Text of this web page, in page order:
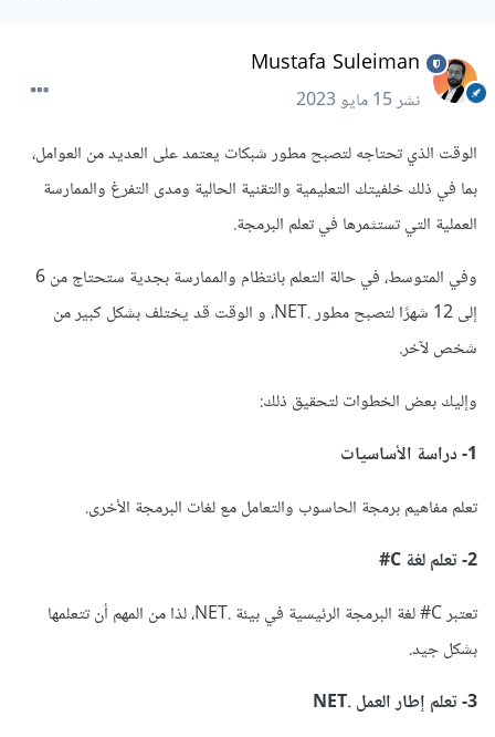
Mustafa Suleiman
نشر15 مايو 2023
الوقت الذي تحتاجه لتصبح مطور شبكات يعتمد على العديد من العوامل،
بما في ذلك خلفيتك التعليمية والتقنية الحالية ومدى التفرغ والممارسة
العملية التي تستثمرها في تعلم البرمجة.
وفي المتوسط، في حالة التعلم بانتظام والممارسة بجدية ستحتاج من 6
إلى 12 شهرًا لتصبح مطور .NET، و الوقت قد يختلف بشكل كبير من
شخص لآخر.
وإليك بعض الخطوات لتحقيق ذلك:
1- دراسة الأساسيات
تعلم مفاهيم برمجة الحاسوب والتعامل مع لغات البرمجة الأخرى.
2- تعلم لغة C#
تعتبر C# لغة البرمجة الرئيسية في بيئة .NET، لذا من المهم أن تتعلمها
بشكل جيد.
3- تعلم إطار العمل .NET